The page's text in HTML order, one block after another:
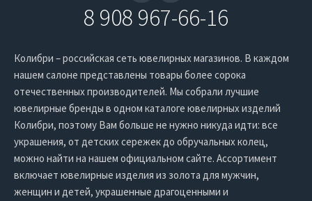
8 908 967-66-16
Колибри – российская сеть ювелирных магазинов. В каждом
нашем салоне представлены товары более сорока
отечественных производителей. Мы собрали лучшие
ювелирные бренды в одном каталоге ювелирных изделий
Колибри, поэтому Вам больше не нужно никуда идти: все
украшения, от детских сережек до обручальных колец,
можно найти на нашем официальном сайте. Ассортимент
включает ювелирные изделия из золота для мужчин,
женщин и детей, украшенные драгоценными и